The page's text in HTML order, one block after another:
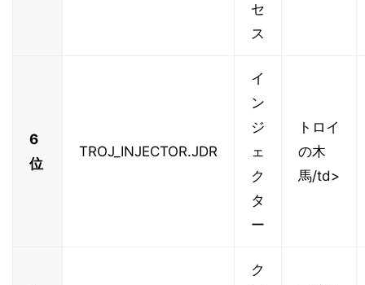
セ
ス
6
位
TROJ_INJECTOR.JDR
イ
ン
ジ
ェ
ク
タ
ー
トロイ
の木
馬/td>
ク